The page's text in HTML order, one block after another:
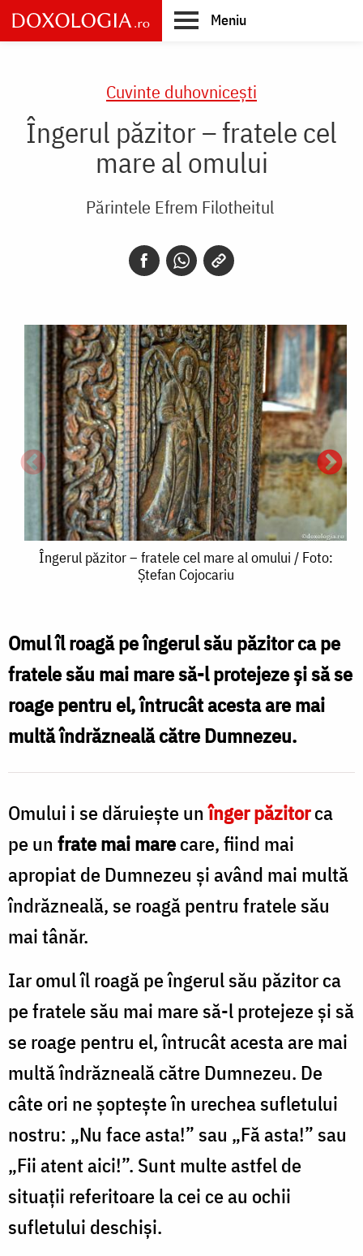
Skip
to
main
Meniu
Cuvinte duhovnicești
Îngerul păzitor – fratele cel
mare al omului
Părintele Efrem Filotheitul
Îngerul
fratele
cel
mare
al
Foto:
Ștefan
Cojocariu
Îngerul păzitor – fratele cel mare al omului / Foto:
Ștefan Cojocariu
Omul îl roagă pe îngerul său păzitor ca pe
fratele său mai mare să-l protejeze și să se
roage pentru el, întrucât acesta are mai
multă îndrăzneală către Dumnezeu.
Omului i se dăruiește unînger păzitorca
pe un frate mai marecare, fiind mai
apropiat de Dumnezeu și având mai multă
îndrăzneală, se roagă pentru fratele său
mai tânăr.
Iar omul îl roagă pe îngerul său păzitor ca
pe fratele său mai mare să-l protejeze și să
se roage pentru el, întrucât acesta are mai
multă îndrăzneală către Dumnezeu. De
câte ori ne șoptește în urechea sufletului
nostru: „Nu face asta!” sau „Fă asta!” sau
„Fii atent aici!”. Sunt multe astfel de
situații referitoare la cei ce au ochii
sufletului deschiși.